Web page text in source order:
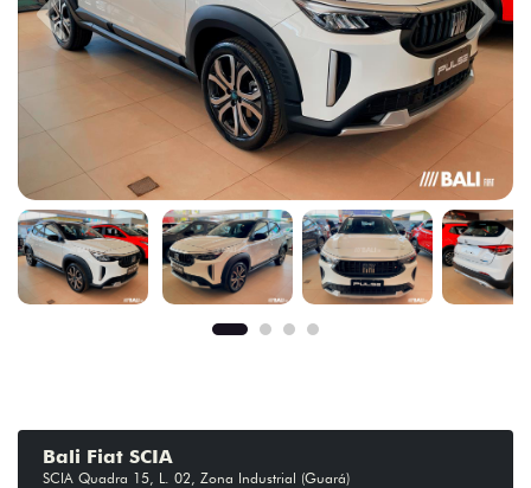
Previous Next
Bali Fiat SCIA
SCIA Quadra 15, L. 02, Zona Industrial (Guará)